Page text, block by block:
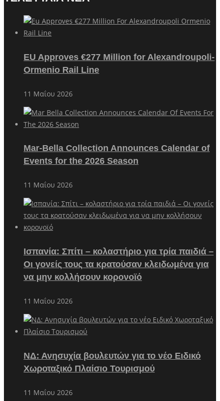
EU Approves €277 Million for Alexandroupoli-
Ormenio Rail Line
11 Μαΐου 2026
Mar-Bella Collection Announces Calendar of
Events for the 2026 Season
11 Μαΐου 2026
Ισπανία: Σπίτι – κολαστήριο για τρία παιδιά –
Οι γονείς τους τα κρατούσαν κλειδωμένα για
να μην κολλήσουν κορονοϊό
11 Μαΐου 2026
ΝΔ: Ανησυχία βουλευτών για το νέο Ειδικό
Χωροταξικό Πλαίσιο Τουρισμού
11 Μαΐου 2026